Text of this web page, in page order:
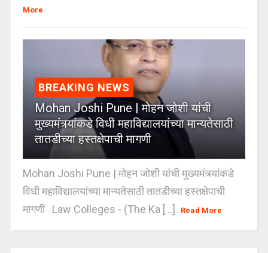
More
BREAKING NEWS
Mohan Joshi Pune | मोहन जोशी यांची
मुख्यमंत्र्यांकडे विधी महाविद्यालयांच्या मान्यतेसाठी
तातडीच्या हस्तक्षेपाची मागणी
Mohan Joshi Pune | मोहन जोशी यांची मुख्यमंत्र्यांकडे
विधी महाविद्यालयांच्या मान्यतेसाठी तातडीच्या हस्तक्षेपाची
मागणी Law Colleges - (The Ka [...]
Read More